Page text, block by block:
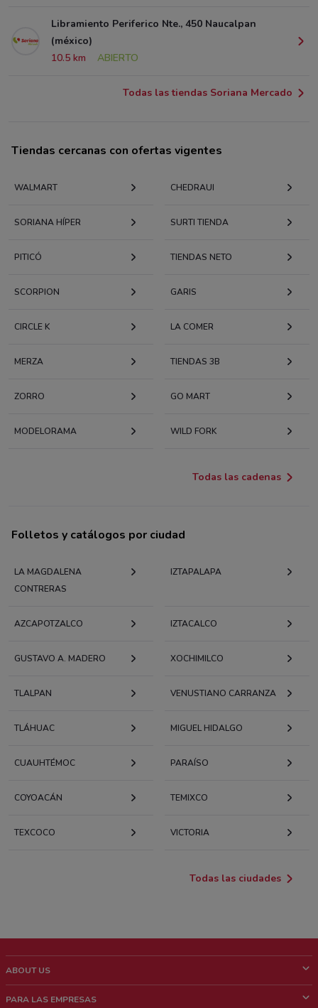
Libramiento Periferico Nte., 450 Naucalpan
(méxico)
10.5 km
ABIERTO
Todas las tiendas Soriana Mercado
Tiendas cercanas con ofertas vigentes
WALMART CHEDRAUI
SORIANA HÍPER SURTI TIENDA
PITICÓ TIENDAS NETO
SCORPION GARIS
CIRCLE K LA COMER
MERZA TIENDAS 3B
ZORRO GO MART
MODELORAMA WILD FORK
Todas las cadenas
Folletos y catálogos por ciudad
LA MAGDALENA
CONTRERAS
IZTAPALAPA
AZCAPOTZALCO IZTACALCO
GUSTAVO A. MADERO XOCHIMILCO
TLALPAN VENUSTIANO CARRANZA
TLÁHUAC MIGUEL HIDALGO
CUAUHTÉMOC PARAÍSO
COYOACÁN TEMIXCO
TEXCOCO VICTORIA
Todas las ciudades
ABOUT US
PARA LAS EMPRESAS